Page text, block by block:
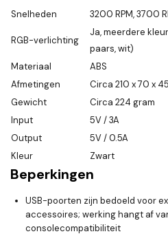
Snelheden
3200 RPM, 3700
RGB-verlichting
Ja, meerdere
paars, wit)
Materiaal
ABS
Afmetingen
Circa 210 x 70 x
Gewicht
Circa 224 gram
Input
5V / 3A
Output
5V / 0.5A
Kleur
Zwart
Beperkingen
USB-poorten zijn bedoeld voor
accessoires; werking hangt af
consolecompatibiliteit